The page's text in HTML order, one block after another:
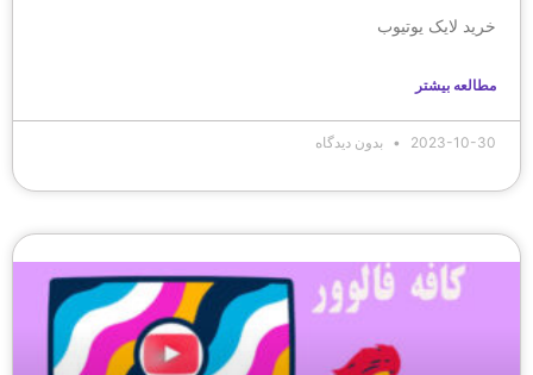
خرید لایک یوتیوب
مطالعه بیشتر
2023-10-30 بدون دیدگاه